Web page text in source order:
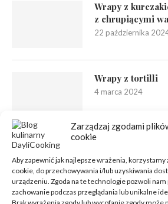
Zarządzaj zgodami
cookie
Aby zapewnić jak najlepsze wrażenia,
cookie, do przechowywania i/lub uzyskiwania
urządzeniu. Zgoda na te technologie pozwoli
zachowanie podczas przeglądania lub unikalne
Wrapy z
z chrupiącymi
22 października
Wrapy z tortilli
4 marca 2024